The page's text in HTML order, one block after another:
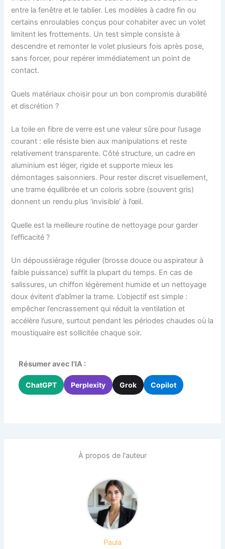
entre la fenêtre et le tablier. Les modèles à cadre fin ou
certains enroulables conçus pour cohabiter avec un volet
limitent les frottements. Un test simple consiste à
descendre et remonter le volet plusieurs fois après pose,
sans forcer, pour repérer immédiatement un point de
contact.
Quels matériaux choisir pour un bon compromis durabilité
et discrétion ?
La toile en fibre de verre est une valeur sûre pour l’usage
courant : elle résiste bien aux manipulations et reste
relativement transparente. Côté structure, un cadre en
aluminium est léger, rigide et supporte mieux les
démontages saisonniers. Pour rester discret visuellement,
une trame équilibrée et un coloris sobre (souvent gris)
donnent un rendu plus ‘invisible’ à l’œil.
Quelle est la meilleure routine de nettoyage pour garder
l’efficacité ?
Un dépoussiérage régulier (brosse douce ou aspirateur à
faible puissance) suffit la plupart du temps. En cas de
salissures, un chiffon légèrement humide et un nettoyage
doux évitent d’abîmer la trame. L’objectif est simple :
empêcher l’encrassement qui réduit la ventilation et
accélère l’usure, surtout pendant les périodes chaudes où la
moustiquaire est sollicitée chaque soir.
Résumer avec l'IA :
ChatGPT Perplexity Grok Copilot
À propos de l'auteur
Paula